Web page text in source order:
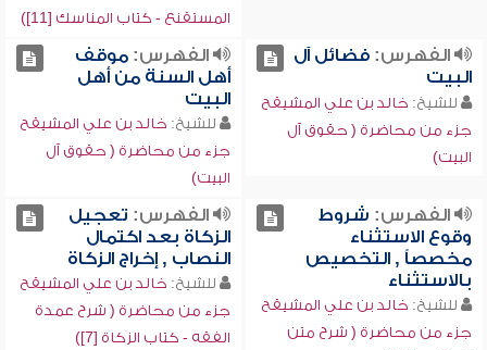
المستقنع - كتاب المناسك [11])
الفهرس:فضائل آل
البيت
للشيخ: خالد بن علي المشيقح
جزء من محاضرة ( حقوق آل
البيت)
الفهرس:موقف
أهل السنة من أهل
البيت
للشيخ: خالد بن علي المشيقح
جزء من محاضرة ( حقوق آل
البيت)
الفهرس: شروط
وقوع الاستثناء
مخصصاً , التخصيص
بالاستثناء
للشيخ: خالد بن علي المشيقح
جزء من محاضرة ( شرح متن
الفهرس: تعجيل
الزكاة بعد اكتمال
النصاب , إخراج الزكاة
للشيخ: خالد بن علي المشيقح
جزء من محاضرة ( شرح عمدة
الفقه - كتاب الزكاة [7])